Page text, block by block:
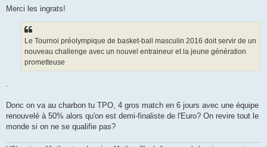
Merci les ingrats!
Le Tournoi préolympique de basket-ball masculin 2016 doit servir de un
nouveau challenge avec un nouvel entraineur et la jeune génération
prometteuse
Donc on va au charbon tu TPO, 4 gros match en 6 jours avec une équipe
renouvelé à 50% alors qu'on est demi-finaliste de l'Euro? On revire tout le
monde si on ne se qualifie pas?